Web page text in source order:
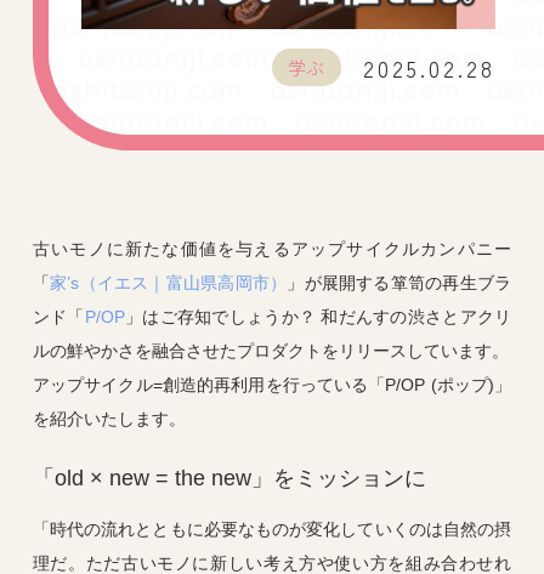
学ぶ 2025.02.28
古いモノに新たな価値を与えるアップサイクルカンパニー
「家’s（イエス｜富山県高岡市）
」が展開する箪笥の再生ブラ
ンド「 P/OP」はご存知でしょうか？ 和だんすの渋さとアクリ
ルの鮮やかさを融合させたプロダクトをリリースしています。
アップサイクル=創造的再利用を行っている「P/OP (ポップ)」
を紹介いたします。
「old × new = the new」をミッションに
「時代の流れとともに必要なものが変化していくのは自然の摂
理だ。ただ古いモノに新しい考え方や使い方を組み合わせれ